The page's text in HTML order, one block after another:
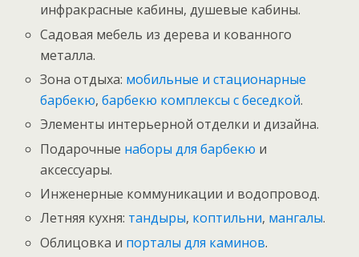
инфракрасные кабины, душевые кабины.
Садовая мебель из дерева и кованного
металла.
Зона отдыха: мобильные и стационарные
барбекю,барбекю комплексы с беседкой.
Элементы интерьерной отделки и дизайна.
Подарочные наборы для барбекю и
аксессуары.
Инженерные коммуникации и водопровод.
Летняя кухня: тандыры, коптильни, мангалы.
Облицовка и порталы для каминов.